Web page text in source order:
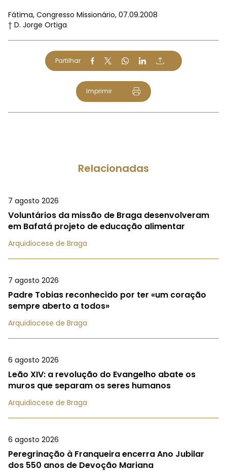
Fátima, Congresso Missionário, 07.09.2008
† D. Jorge Ortiga
Partilhar
Imprimir
Relacionadas
7 agosto 2026
Voluntários da missão de Braga desenvolveram
em Bafatá projeto de educação alimentar
Arquidiocese de Braga
7 agosto 2026
Padre Tobias reconhecido por ter «um coração
sempre aberto a todos»
Arquidiocese de Braga
6 agosto 2026
Leão XIV: a revolução do Evangelho abate os
muros que separam os seres humanos
Arquidiocese de Braga
6 agosto 2026
Peregrinação à Franqueira encerra Ano Jubilar
dos 550 anos de Devoção Mariana